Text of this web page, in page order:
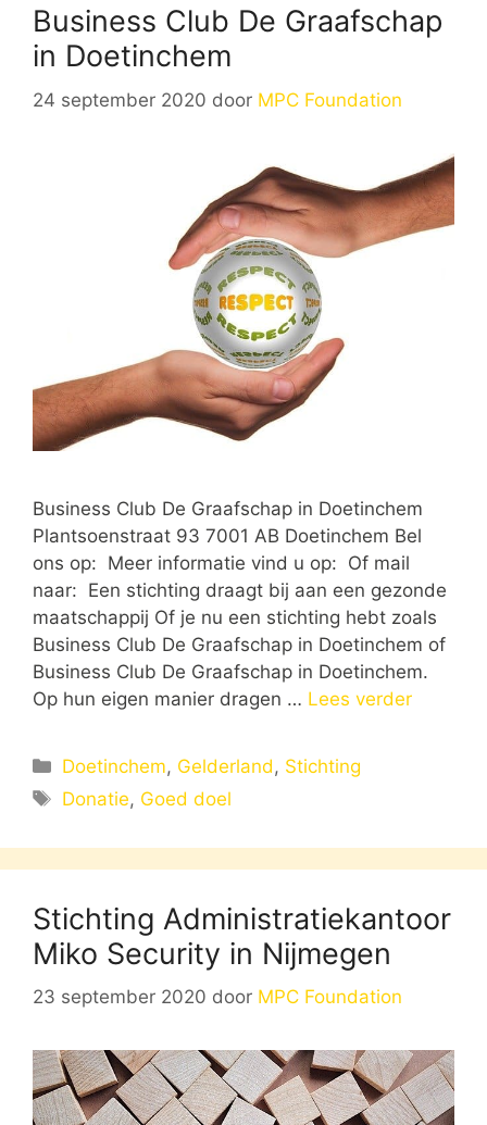
Business Club De Graafschap
in Doetinchem
24 september 2020 door MPC Foundation
Business Club De Graafschap in Doetinchem
Plantsoenstraat 93 7001 AB Doetinchem Bel
ons op: Meer informatie vind u op: Of mail
naar: Een stichting draagt bij aan een gezonde
maatschappij Of je nu een stichting hebt zoals
Business Club De Graafschap in Doetinchem of
Business Club De Graafschap in Doetinchem.
Op hun eigen manier dragen … Lees verder
Categorieën
Doetinchem, Gelderland , Stichting
Tags
Donatie, Goed doel
Stichting Administratiekantoor
Miko Security in Nijmegen
23 september 2020 door MPC Foundation